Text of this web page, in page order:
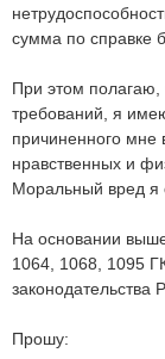
сумма по справке
При этом
требований, я
причиненного мне
нравственных и
Моральный вред я
На основании
1064, 1068, 1095
законодательства
Прошу: